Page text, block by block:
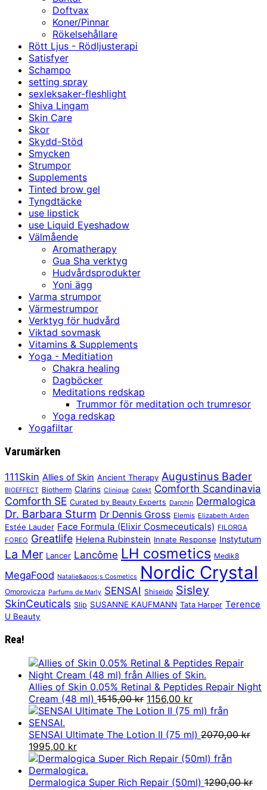
Doftvax
Koner/Pinnar
Rökelsehållare
Rött Ljus - Rödljusterapi
Satisfyer
Schampo
setting spray
sexleksaker-fleshlight
Shiva Lingam
Skin Care
Skor
Skydd-Stöd
Smycken
Strumpor
Supplements
Tinted brow gel
Tyngdtäcke
use lipstick
use Liquid Eyeshadow
Välmående
Aromatherapy
Gua Sha verktyg
Hudvårdsprodukter
Yoni ägg
Varma strumpor
Värmestrumpor
Verktyg för hudvård
Viktad sovmask
Vitamins & Supplements
Yoga - Meditiation
Chakra healing
Dagböcker
Meditations redskap
Trummor för meditation och trumresor
Yoga redskap
Yogafiltar
Varumärken
111Skin Allies of Skin Ancient Therapy Augustinus Bader
BIOEFFECT Biotherm Clarins Clinique Colekt Comforth Scandinavia
Comforth SE Curated by Beauty Experts Darphin Dermalogica
Dr. Barbara Sturm Dr Dennis Gross Elemis Elizabeth Arden
Estée Lauder Face Formula (Elixir Cosmeceuticals) FILORGA
FOREO Greatlife Helena Rubinstein Innate Response Instytutum
La Mer Lancer Lancôme LH cosmetics Medik8
MegaFood Natalie&apos;s Cosmetics Nordic Crystal
Omorovicza Parfums de Marly SENSAI Shiseido Sisley
SkinCeuticals Slip SUSANNE KAUFMANN Tata Harper Terence
U Beauty
Rea!
Allies of Skin 0.05% Retinal & Peptides Repair Night
Cream (48 ml) 1515,00kr Det
ursprungliga
var:
1156,00 krDet
nuvarande
är:
SENSAI Ultimate The Lotion II (75 ml) 2070,00kr
Det
ursprungliga
priset
var:
1995,00 krDet
nuvarande
priset
är:
Dermalogica Super Rich Repair (50ml) 1290,00kr